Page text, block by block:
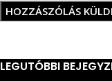
LEGUTÓBBI